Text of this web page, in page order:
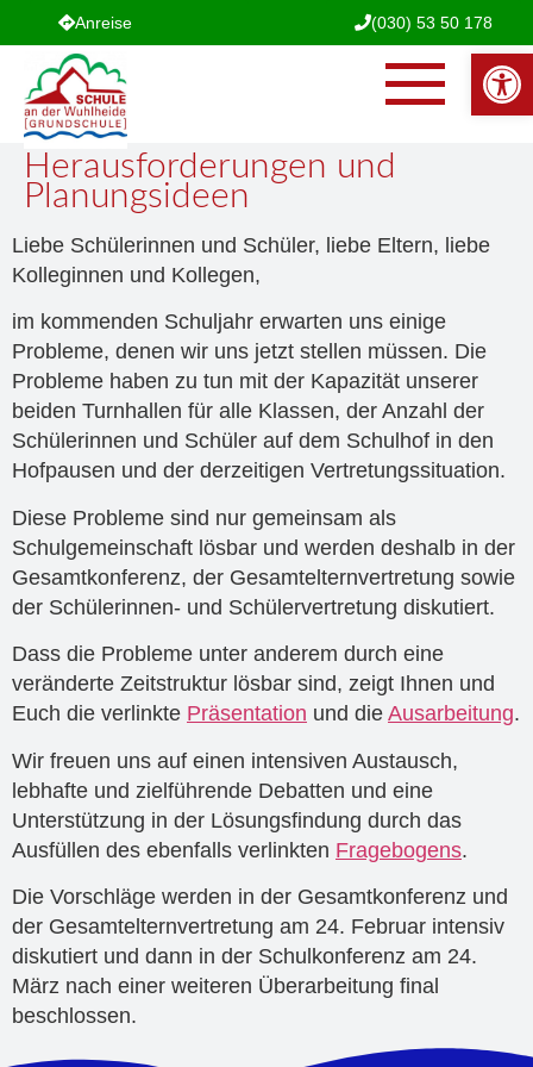
(030) 53 50 178
Anreise
Herausforderungen und
Planungsideen
Liebe Schülerinnen und Schüler, liebe Eltern, liebe
Kolleginnen und Kollegen,
im kommenden Schuljahr erwarten uns einige
Probleme, denen wir uns jetzt stellen müssen. Die
Probleme haben zu tun mit der Kapazität unserer
beiden Turnhallen für alle Klassen, der Anzahl der
Schülerinnen und Schüler auf dem Schulhof in den
Hofpausen und der derzeitigen Vertretungssituation.
Diese Probleme sind nur gemeinsam als
Schulgemeinschaft lösbar und werden deshalb in der
Gesamtkonferenz, der Gesamtelternvertretung sowie
der Schülerinnen- und Schülervertretung diskutiert.
Dass die Probleme unter anderem durch eine
veränderte Zeitstruktur lösbar sind, zeigt Ihnen und
Euch die verlinkte Präsentation und die Ausarbeitung.
Wir freuen uns auf einen intensiven Austausch,
lebhafte und zielführende Debatten und eine
Unterstützung in der Lösungsfindung durch das
Ausfüllen des ebenfalls verlinkten Fragebogens.
Die Vorschläge werden in der Gesamtkonferenz und
der Gesamtelternvertretung am 24. Februar intensiv
diskutiert und dann in der Schulkonferenz am 24.
März nach einer weiteren Überarbeitung final
beschlossen.